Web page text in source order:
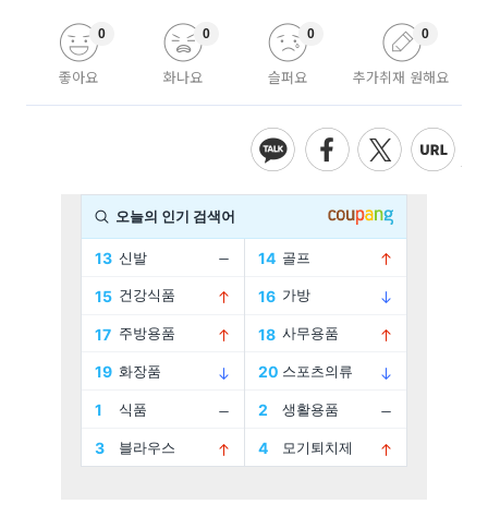
좋아요
0
화나요
0
슬퍼요
0
추가취재 원해요
0